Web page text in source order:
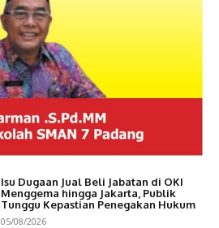
Isu Dugaan Jual Beli Jabatan di OKI
Menggema hingga Jakarta, Publik
Tunggu Kepastian Penegakan Hukum
05/08/2026